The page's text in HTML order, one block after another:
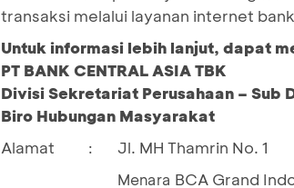
transaksi melalui layanan internet
Untuk informasi lebih lanjut, dapat
PT BANK CENTRAL ASIA TBK
Divisi Sekretariat Perusahaan – Sub
Biro Hubungan Masyarakat
Alamat
: Jl. MH Thamrin No. 1
Menara BCA Grand